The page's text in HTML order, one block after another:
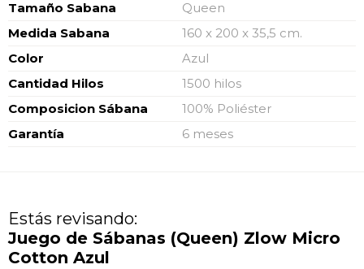
Tamaño Sabana
Queen
Medida Sabana
160 x 200 x 35,5 cm.
Color
Azul
Cantidad Hilos
1500 hilos
Composicion Sábana
100% Poliéster
Garantía
6 meses
Estás revisando:
Juego de Sábanas (Queen) Zlow Micro
Cotton Azul